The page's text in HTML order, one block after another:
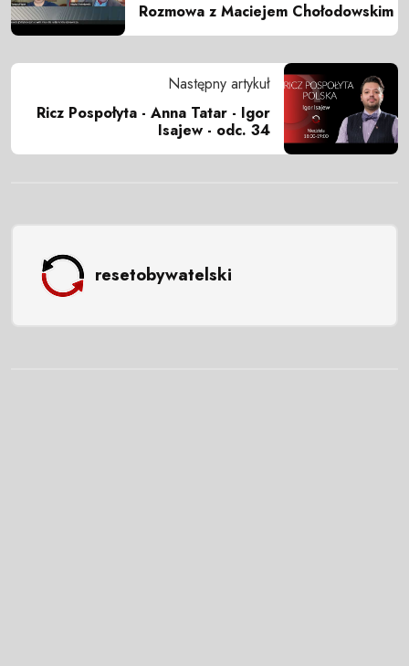
Rozmowa z Maciejem Chołodowskim
Następny artykuł
Ricz Pospołyta - Anna Tatar - Igor
Isajew - odc. 34
resetobywatelski